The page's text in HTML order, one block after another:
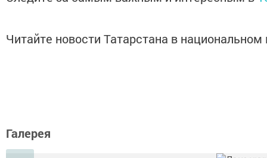
Читайте новости Татарстана в
Галерея